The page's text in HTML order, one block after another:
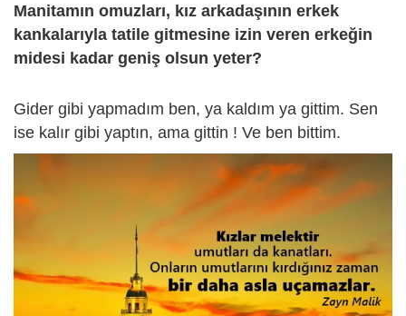
Manitamın omuzları, kız arkadaşının erkek
kankalarıyla tatile gitmesine izin veren erkeğin
midesi kadar geniş olsun yeter?
Gider gibi yapmadım ben, ya kaldım ya gittim. Sen
ise kalır gibi yaptın, ama gittin ! Ve ben bittim.